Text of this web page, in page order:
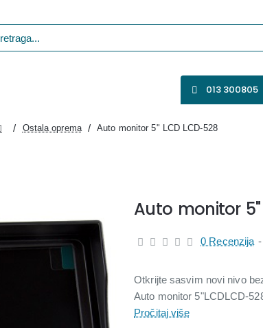
SVE ZA VIDEO NADZOR
013 300805
Ostala oprema Auto monitor 5" LCD LCD-528
Auto monitor 5"
Otkrijte sasvim novi nivo
Auto monitor 5"LCDLCD-
Pročitaj više
0 Recenzija -